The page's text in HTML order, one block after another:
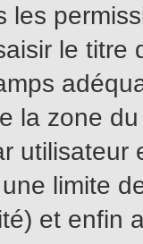
les
le
la zone
limite
et enfin